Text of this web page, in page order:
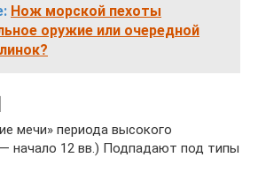
Нож морской пехоты
оружие или очередной
мечи» периода высокого
начало 12 вв.) Подпадают под типы